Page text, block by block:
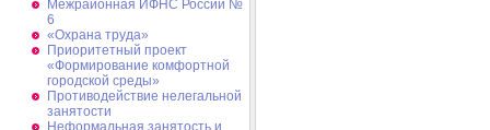
Межрайонная ИФНС России №
6
«Охрана труда»
Приоритетный проект
«Формирование комфортной
городской среды»
Противодействие нелегальной
занятости
Неформальная занятость и